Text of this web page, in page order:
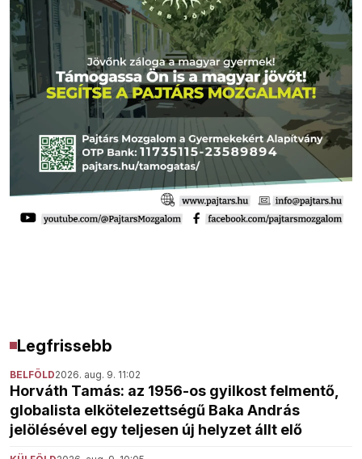
Legfrissebb
BELFÖLD2026. aug. 9. 11:02
Horváth Tamás: az 1956-os gyilkost felmentő,
globalista elkötelezettségű Baka András
jelölésével egy teljesen új helyzet állt elő